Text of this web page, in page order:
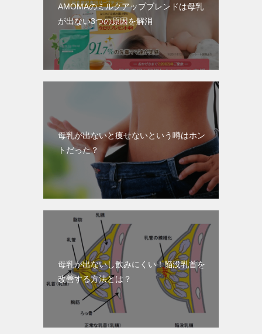
AMOMAのミルクアップブレンドは母乳
が出ない3つの原因を解消
母乳が出ないと痩せないという噂はホン
トだった？
母乳が出ないし飲みにくい！陥没乳首を
改善する方法とは？